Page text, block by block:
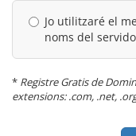
Jo utilitzaré el
noms del
* Registre Gratis de
extensions: .com, .net,